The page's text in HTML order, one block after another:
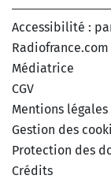
Accessibilité :
Radiofrance.com
Médiatrice
CGV
Mentions légales
Gestion des
Protection des
Crédits